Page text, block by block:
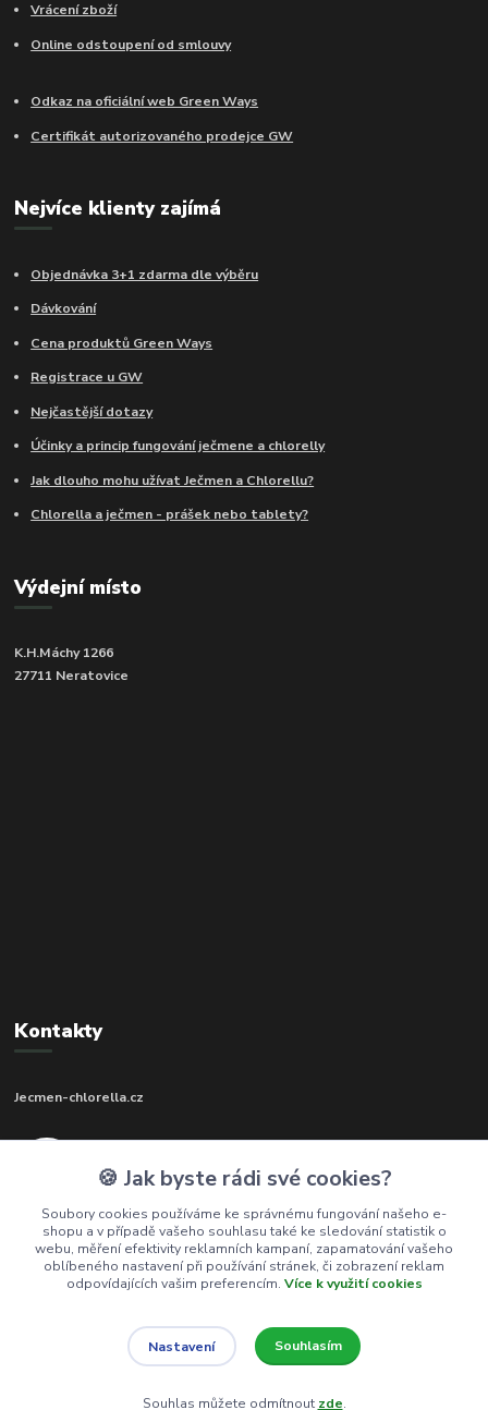
Vrácení zboží
Online odstoupení od smlouvy
Odkaz na oficiální web Green Ways
Certifikát autorizovaného prodejce GW
Nejvíce klienty zajímá
Objednávka 3+1 zdarma dle výběru
Dávkování
Cena produktů Green Ways
Registrace u GW
Nejčastější dotazy
Účinky a princip fungování ječmene a chlorelly
Jak dlouho mohu užívat Ječmen a Chlorellu?
Chlorella a ječmen - prášek nebo tablety?
Výdejní místo
K.H.Máchy 1266
27711 Neratovice
Kontakty
Jecmen-chlorella.cz
(Po-Pá, 9-17 hod.)
info@jecmen-chlorella.cz
🍪 Jak byste rádi své cookies?
Soubory cookies používáme ke správnému fungování našeho e-
shopu a v případě vašeho souhlasu také ke sledování statistik o
webu, měření efektivity reklamních kampaní, zapamatování vašeho
oblíbeného nastavení při používání stránek, či zobrazení reklam
odpovídajících vašim preferencím. Více k využití cookies
Nastavení Souhlasím
Souhlas můžete odmítnout zde.